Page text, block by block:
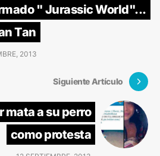
" Jurassic World"...
Tan
2013
Siguiente Artículo
mata a su perro
como protesta